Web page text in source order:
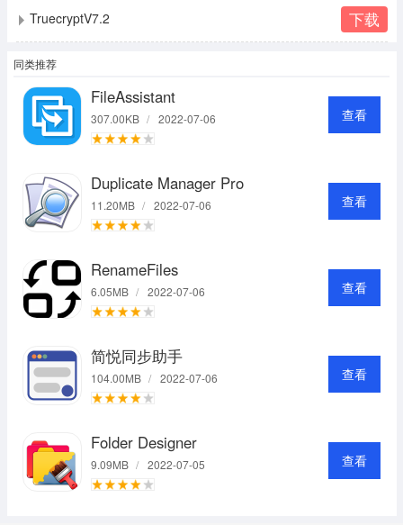
TruecryptV7.2 下载
同类推荐
FileAssistant
307.00KB / 2022-07-06 查看
Duplicate Manager Pro
11.20MB / 2022-07-06 查看
RenameFiles
6.05MB / 2022-07-06 查看
简悦同步助手
104.00MB / 2022-07-06 查看
Folder Designer
9.09MB / 2022-07-05 查看